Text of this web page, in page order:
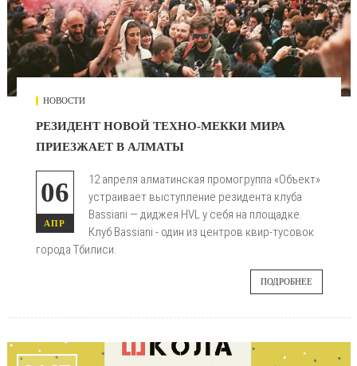
НОВОСТИ
РЕЗИДЕНТ НОВОЙ ТЕХНО-МЕККИ МИРА
ПРИЕЗЖАЕТ В АЛМАТЫ
06
АПР
12 апреля алматинская промогруппа «Объект»
устраивает выступление резидента клуба
Bassiani — диджея HVL у себя на площадке.
Клуб Bassiani - один из центров квир-тусовок
города Тбилиси.
ПОДРОБНЕЕ